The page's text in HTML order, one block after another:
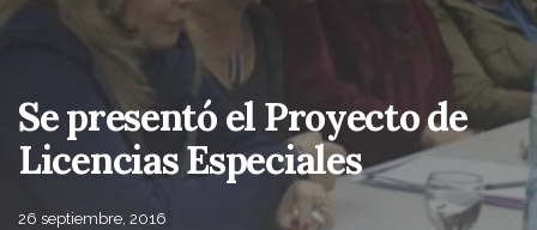
Se presentó el Proyecto de
Licencias Especiales
26 septiembre, 2016